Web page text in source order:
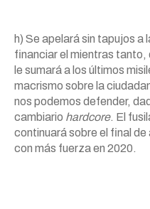
h) Se apelará sin tapujos a
financiar el mientras tanto,
le sumará a los últimos
macrismo sobre la
nos podemos defender,
cambiario hardcore. El
continuará sobre el final
con más fuerza en 2020.